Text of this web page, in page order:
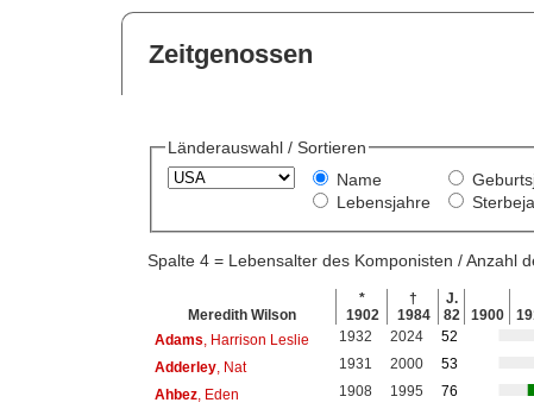
Zeitgenossen
Länderauswahl / Sortieren
Name
Lebensjahre
Spalte 4 = Lebensalter des Komponisten / Anzahl
Meredith Wilson
*
1902
†
1984
J.
82
1900
Adams , Harrison Leslie 1932 2024
52
Adderley, Nat 1931 2000
53
Ahbez, Eden 1908 1995
76